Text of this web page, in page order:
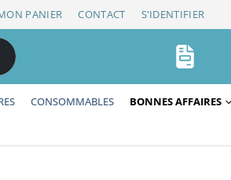
PANIER CONTACT S'IDENTIFIER
CONSOMMABLES
BONNES AFFAIRES